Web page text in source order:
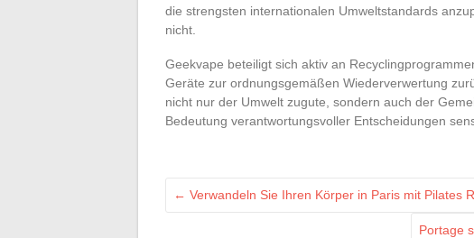
die strengsten internationalen Umweltstandards
nicht.
Geekvape beteiligt sich aktiv an
Geräte zur ordnungsgemäßen Wiederverwertung
nicht nur der Umwelt zugute, sondern auch der
Bedeutung verantwortungsvoller Entscheidungen
← Verwandeln Sie Ihren Körper in Paris mit Pilates
Portage